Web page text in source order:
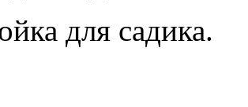
для садика.